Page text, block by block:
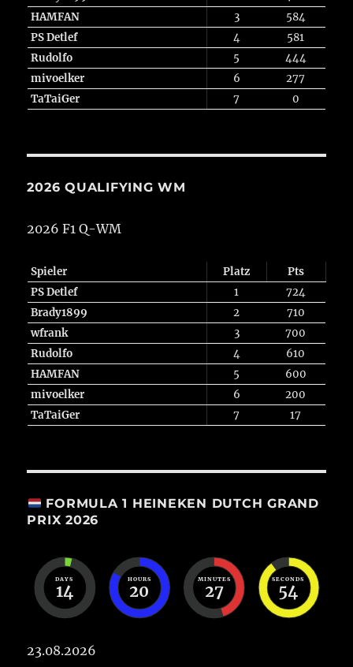
HAMFAN
3
584
PS Detlef
4
581
Rudolfo
5
444
mivoelker
6
277
TaTaiGer
7 0
2026 QUALIFYING WM
2026 F1 Q-WM
Spieler Platz
Pts
PS Detlef
1
724
Brady1899
2
710
wfrank
3
700
Rudolfo
4
610
HAMFAN
5
600
mivoelker
6
200
TaTaiGer
7 17
FORMULA 1 HEINEKEN DUTCH GRAND
PRIX 2026
DAYS
14
HOURS
20
MINUTES
27
SECONDS
53
23.08.2026